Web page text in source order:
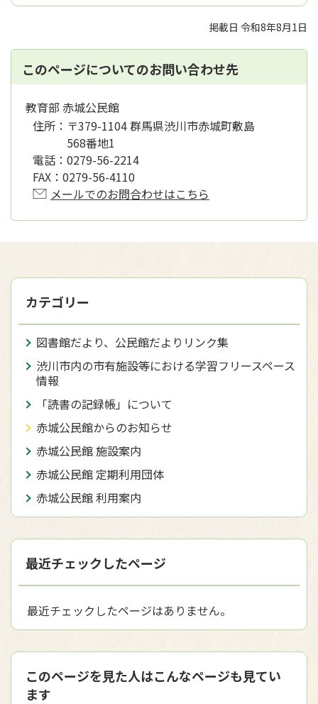
掲載日 令和8年8月1日
このページについてのお問い合わせ先
教育部 赤城公民館
住所： 〒379-1104 群馬県渋川市赤城町敷島
568番地1
電話： 0279-56-2214
FAX： 0279-56-4110
メールでのお問合わせはこちら
カテゴリー
図書館だより、公民館だよりリンク集
渋川市内の市有施設等における学習フリースペース
情報
「読書の記録帳」について
赤城公民館からのお知らせ
赤城公民館 施設案内
赤城公民館 定期利用団体
赤城公民館 利用案内
最近チェックしたページ
最近チェックしたページはありません。
このページを見た人はこんなページも見てい
ます